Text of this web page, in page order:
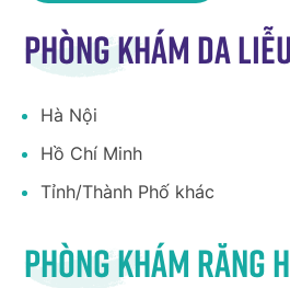
Phòng khám da liễu
Hà Nội
Hồ Chí Minh
Tỉnh/Thành Phố khác
Phòng khám răng